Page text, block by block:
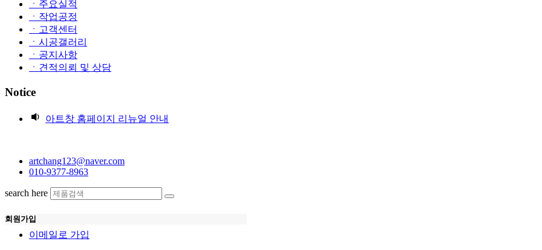
ㆍ주요실적
ㆍ작업공정
ㆍ고객센터
ㆍ시공갤러리
ㆍ공지사항
ㆍ견적의뢰 및 상담
Notice
아트창 홈페이지 리뉴얼 안내
artchang123@naver.com
010-9377-8963
search here
회원가입
이메일로 가입